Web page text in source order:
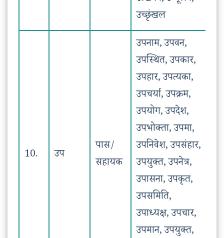
उच्छृंखल
10. उप
पास/
सहायक
उपनाम, उपवन,
उपस्थित, उपकार,
उपहार, उपत्यका,
उपचर्या, उपक्रम,
उपयोग, उपदेश,
उपभोक्ता, उपमा,
उपनिवेश, उपसंहार,
उपयुक्त, उपनेत्र,
उपासना, उपकृत,
उपसमिति,
उपाध्यक्ष, उपचार,
उपमान, उपयुक्त,